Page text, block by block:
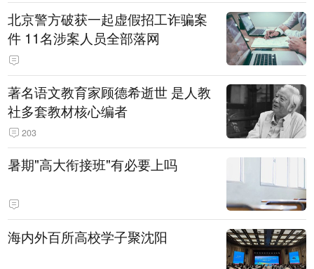
北京警方破获一起虚假招工诈骗案
件 11名涉案人员全部落网
著名语文教育家顾德希逝世 是人教
社多套教材核心编者
203
暑期"高大衔接班"有必要上吗
海内外百所高校学子聚沈阳